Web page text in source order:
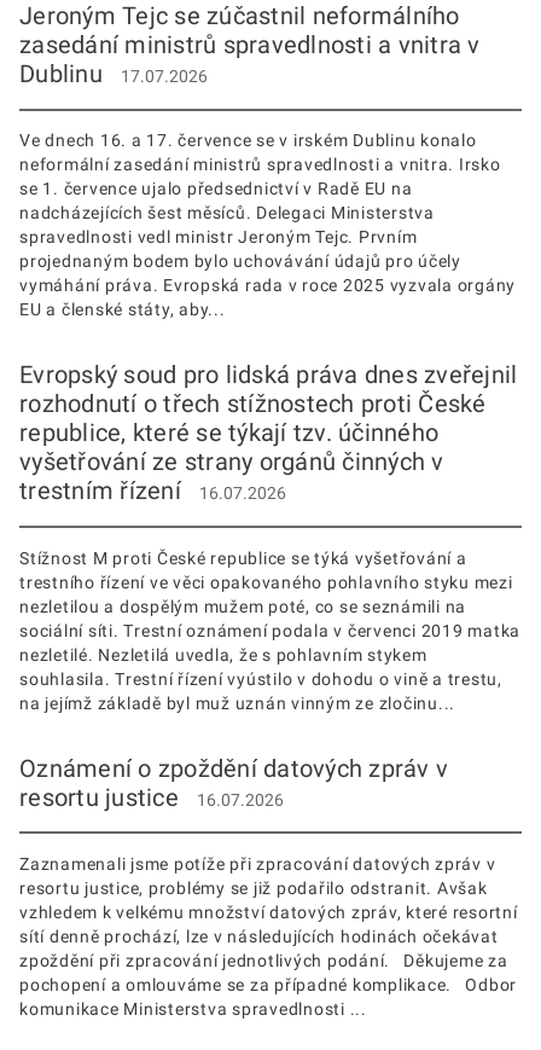
Jeroným Tejc se zúčastnil neformálního
zasedání ministrů spravedlnosti a vnitra v
Dublinu
17.07.2026
Ve dnech 16. a 17. července se v irském Dublinu konalo
neformální zasedání ministrů spravedlnosti a vnitra. Irsko
se 1. července ujalo předsednictví v Radě EU na
nadcházejících šest měsíců. Delegaci Ministerstva
spravedlnosti vedl ministr Jeroným Tejc. Prvním
projednaným bodem bylo uchovávání údajů pro účely
vymáhání práva. Evropská rada v roce 2025 vyzvala orgány
EU a členské státy, aby...
Evropský soud pro lidská práva dnes zveřejnil
rozhodnutí o třech stížnostech proti České
republice, které se týkají tzv. účinného
vyšetřování ze strany orgánů činných v
trestním řízení
16.07.2026
Stížnost M proti České republice se týká vyšetřování a
trestního řízení ve věci opakovaného pohlavního styku mezi
nezletilou a dospělým mužem poté, co se seznámili na
sociální síti. Trestní oznámení podala v červenci 2019 matka
nezletilé. Nezletilá uvedla, že s pohlavním stykem
souhlasila. Trestní řízení vyústilo v dohodu o vině a trestu,
na jejímž základě byl muž uznán vinným ze zločinu...
Oznámení o zpoždění datových zpráv v
resortu justice
16.07.2026
Zaznamenali jsme potíže při zpracování datových zpráv v
resortu justice, problémy se již podařilo odstranit. Avšak
vzhledem k velkému množství datových zpráv, které resortní
sítí denně prochází, lze v následujících hodinách očekávat
zpoždění při zpracování jednotlivých podání. Děkujeme za
pochopení a omlouváme se za případné komplikace. Odbor
komunikace Ministerstva spravedlnosti ...